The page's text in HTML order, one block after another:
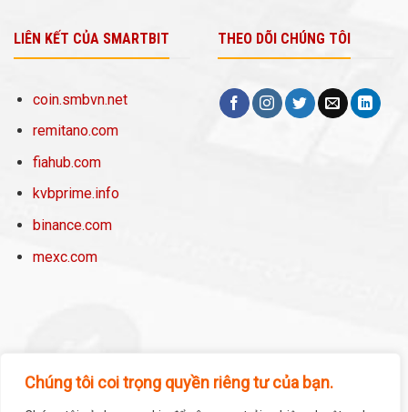
Chúng tôi coi trọng quyền riêng tư của bạn.
LIÊN KẾT CỦA SMARTBIT
coin.smbvn.net
remitano.com
fiahub.com
kvbprime.info
binance.com
mexc.com
THEO DÕI CHÚNG TÔI